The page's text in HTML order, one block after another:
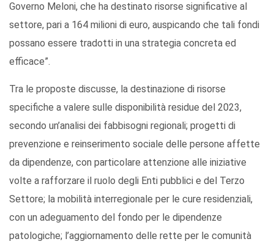
Governo Meloni, che ha destinato risorse significative al
settore, pari a 164 milioni di euro, auspicando che tali fondi
possano essere tradotti in una strategia concreta ed
efficace”.
Tra le proposte discusse, la destinazione di risorse
specifiche a valere sulle disponibilità residue del 2023,
secondo un’analisi dei fabbisogni regionali; progetti di
prevenzione e reinserimento sociale delle persone affette
da dipendenze, con particolare attenzione alle iniziative
volte a rafforzare il ruolo degli Enti pubblici e del Terzo
Settore; la mobilità interregionale per le cure residenziali,
con un adeguamento del fondo per le dipendenze
patologiche; l’aggiornamento delle rette per le comunità